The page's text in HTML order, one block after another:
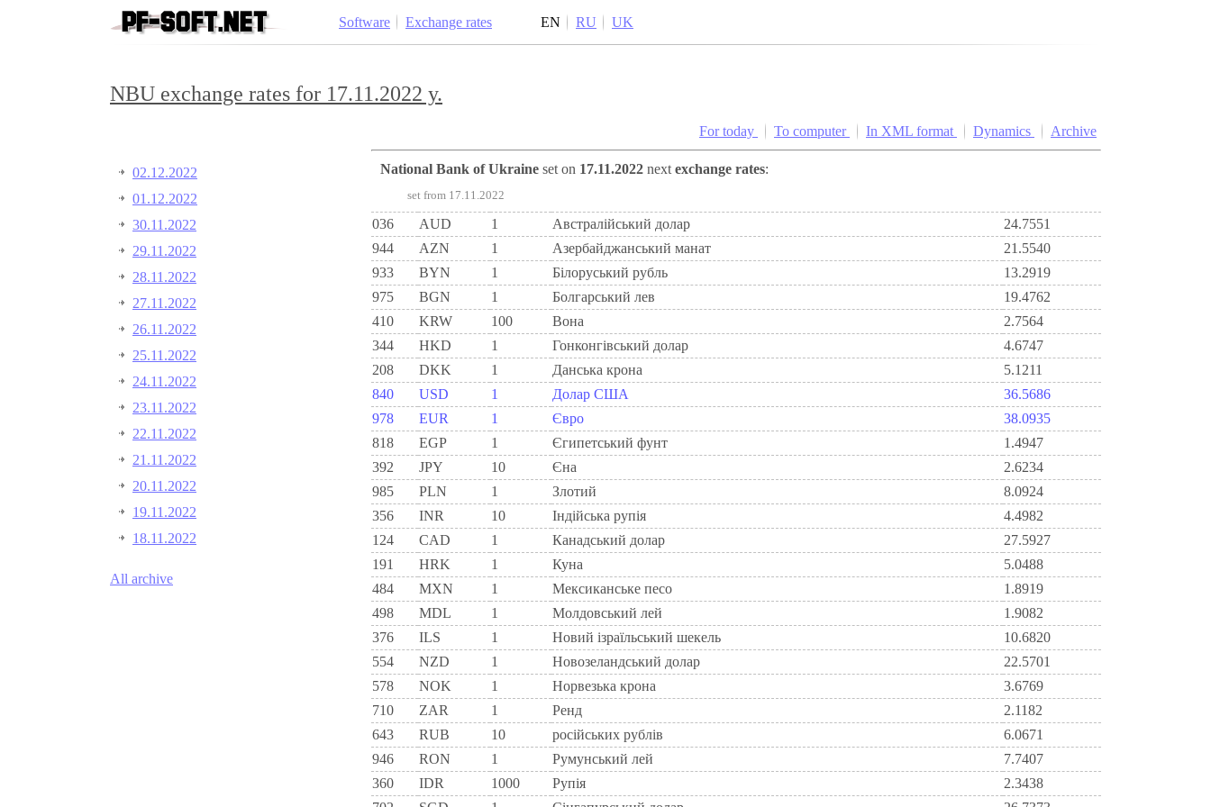
Software Exchange rates EN RU UK
NBU exchange rates for 17.11.2022 y.
02.12.2022
01.12.2022
30.11.2022
29.11.2022
28.11.2022
27.11.2022
26.11.2022
25.11.2022
24.11.2022
23.11.2022
22.11.2022
21.11.2022
20.11.2022
19.11.2022
18.11.2022
All archive
For today To computer In XML format Dynamics Archive
National Bank of Ukraine set on 17.11.2022 next exchange rates:
set from 17.11.2022
036 AUD 1 Австралійський долар
24.7551
944
AZN 1 Азербайджанський манат
21.5540
933
BYN 1 Бiлоруський рубль
13.2919
975
BGN 1 Болгарський лев
19.4762
410
KRW 100 Вона
2.7564
344
HKD 1 Гонконгівський долар
4.6747
208
DKK 1 Данська крона
5.1211
840
USD 1 Долар США
36.5686
978
EUR 1 Євро
38.0935
818
EGP 1 Єгипетський фунт
1.4947
392
JPY 10 Єна
2.6234
985
PLN 1 Злотий
8.0924
356
INR 10 Індійська рупія
4.4982
124
CAD 1 Канадський долар
27.5927
191
HRK 1 Куна
5.0488
484
MXN 1 Мексиканське песо
1.8919
498
MDL 1 Молдовський лей
1.9082
376
ILS 1 Новий ізраїльський шекель
10.6820
554
NZD 1 Новозеландський долар
22.5701
578
NOK 1 Норвезька крона
3.6769
710
ZAR 1 Ренд
2.1182
643
RUB 10 російських рублів
6.0671
946
RON 1 Румунський лей
7.7407
360
IDR 1000 Рупія
2.3438